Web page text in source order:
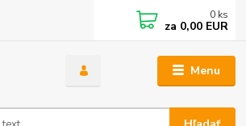
Menu
0 ks
za 0,00 EUR